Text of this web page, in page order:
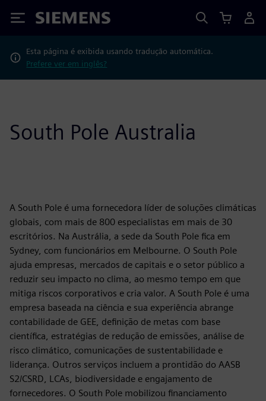
Siemens
Esta página é exibida usando tradução automática.
Prefere ver em inglês?
South Pole Australia
A South Pole é uma fornecedora líder de soluções climáticas
globais, com mais de 800 especialistas em mais de 30
escritórios. Na Austrália, a sede da South Pole fica em
Sydney, com funcionários em Melbourne. O South Pole
ajuda empresas, mercados de capitais e o setor público a
reduzir seu impacto no clima, ao mesmo tempo em que
mitiga riscos corporativos e cria valor. A South Pole é uma
empresa baseada na ciência e sua experiência abrange
contabilidade de GEE, definição de metas com base
científica, estratégias de redução de emissões, análise de
risco climático, comunicações de sustentabilidade e
liderança. Outros serviços incluem a prontidão do AASB
S2/CSRD, LCAs, biodiversidade e engajamento de
fornecedores. O South Pole mobilizou financiamento